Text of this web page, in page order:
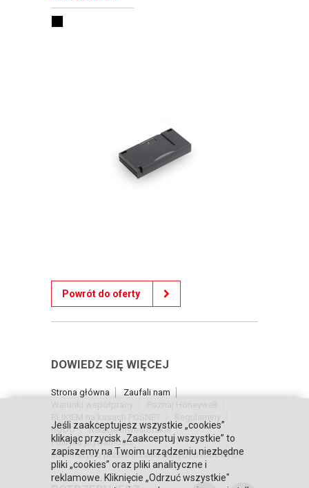
Powrót do oferty
DOWIEDZ SIĘ WIĘCEJ
Strona główna
Zaufali nam
RODO
Relacje inwestorskie
Polityka prywatności
Informacja o przetwarzaniu danych osobowych
Jeśli zaakceptujesz wszystkie „cookies”
klikając przycisk „Zaakceptuj wszystkie” to
zapiszemy na Twoim urządzeniu niezbędne
pliki „cookies” oraz pliki analityczne i
reklamowe. Kliknięcie „Odrzuć wszystkie"